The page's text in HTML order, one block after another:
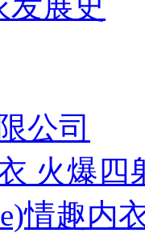
公司
火爆四
情趣内